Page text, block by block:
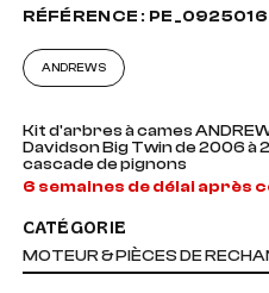
RÉFÉRENCE :
ANDREWS
Kit d'arbres à cames
Davidson Big Twin de 2006
cascade de pignons
6 semaines de délai après
CATÉGORIE
MOTEUR & PIÈCES DE